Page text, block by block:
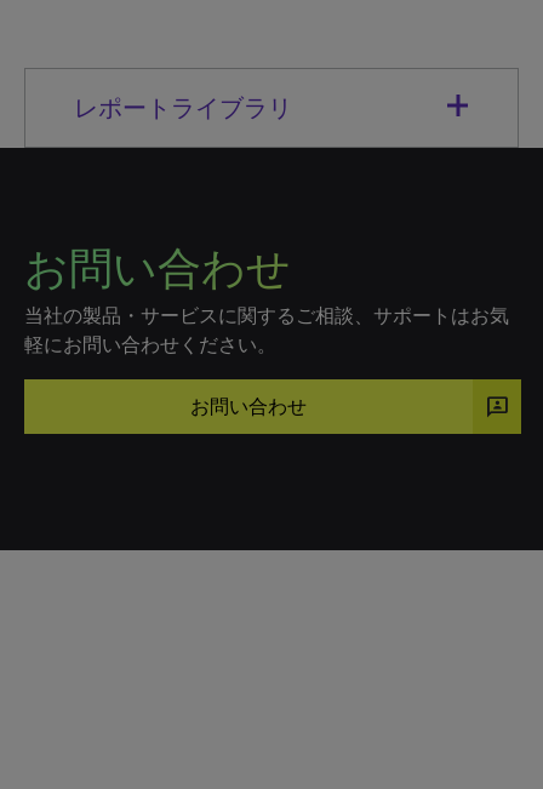
レポートライブラリ
お問い合わせ
当社の製品・サービスに関するご相談、サポートはお気
軽にお問い合わせください。
お問い合わせ 3p